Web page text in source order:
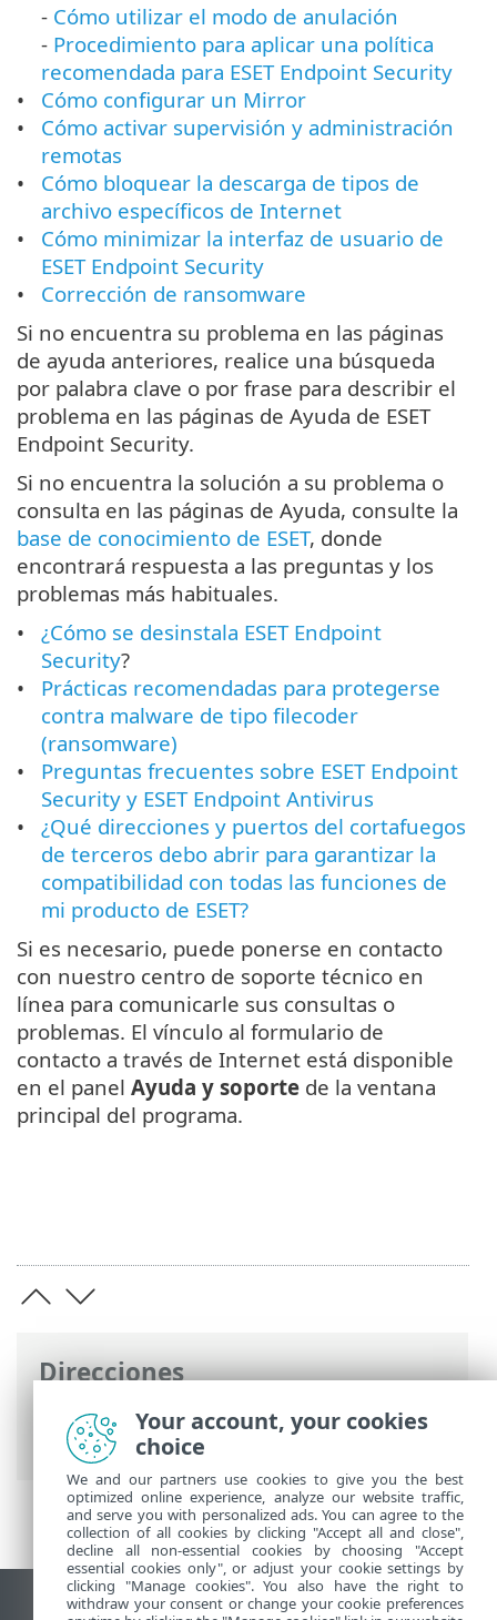
Direcciones
Ayuda en línea de ESET> ESET Endpoint
Security >PREGUNTAS FRECUENTES
- Cómo utilizar el modo de anulación
- Procedimiento para aplicar una política
recomendada para ESET Endpoint Security
Cómo configurar un Mirror
Cómo activar supervisión y administración
remotas
Cómo bloquear la descarga de tipos de
archivo específicos de Internet
Cómo minimizar la interfaz de usuario de
ESET Endpoint Security
Corrección de ransomware
Si no encuentra su problema en las páginas
de ayuda anteriores, realice una búsqueda
por palabra clave o por frase para describir el
problema en las páginas de Ayuda de ESET
Endpoint Security.
Si no encuentra la solución a su problema o
consulta en las páginas de Ayuda, consulte la
base de conocimiento de ESET, donde
encontrará respuesta a las preguntas y los
problemas más habituales.
¿Cómo se desinstala ESET Endpoint
Security?
Prácticas recomendadas para protegerse
contra malware de tipo filecoder
(ransomware)
Preguntas frecuentes sobre ESET Endpoint
Security y ESET Endpoint Antivirus
¿Qué direcciones y puertos del cortafuegos
de terceros debo abrir para garantizar la
compatibilidad con todas las funciones de
mi producto de ESET?
Si es necesario, puede ponerse en contacto
con nuestro centro de soporte técnico en
línea para comunicarle sus consultas o
problemas. El vínculo al formulario de
contacto a través de Internet está disponible
en el panel Ayuda y soporte de la ventana
principal del programa.
Your account, your cookies
choice
We and our partners use cookies to give you the best
optimized online experience, analyze our website traffic,
and serve you with personalized ads. You can agree to the
collection of all cookies by clicking "Accept all and close",
decline all non-essential cookies by choosing "Accept
essential cookies only", or adjust your cookie settings by
clicking "Manage cookies". You also have the right to
withdraw your consent or change your cookie preferences